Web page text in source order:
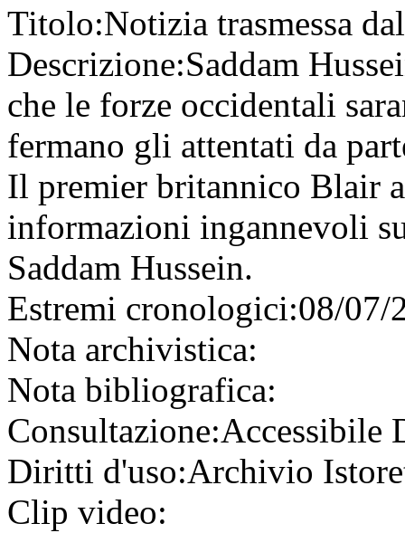
Titolo:Notizia trasmessa
Descrizione:Saddam
che le forze occidentali
fermano gli attentati da
Il premier britannico Blair
informazioni ingannevoli
Saddam Hussein.
Estremi cronologici:08/07/
Nota archivistica:
Nota bibliografica:
Consultazione:Accessibile
Diritti d'uso:Archivio
Clip video: